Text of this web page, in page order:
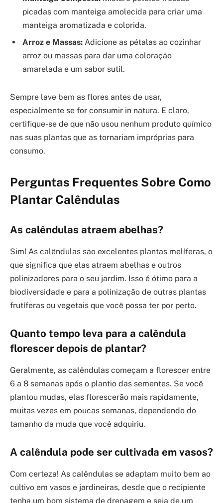
picadas com manteiga amolecida para criar uma
manteiga aromatizada e colorida.
Arroz e Massas: Adicione as pétalas ao cozinhar
arroz ou massas para dar uma coloração
amarelada e um sabor sutil.
Sempre lave bem as flores antes de usar,
especialmente se for consumir in natura. E claro,
certifique-se de que não usou nenhum produto químico
nas suas plantas que as tornariam impróprias para
consumo.
Perguntas Frequentes Sobre Como
Plantar Calêndulas
As calêndulas atraem abelhas?
Sim! As calêndulas são excelentes plantas melíferas, o
que significa que elas atraem abelhas e outros
polinizadores para o seu jardim. Isso é ótimo para a
biodiversidade e para a polinização de outras plantas
frutíferas ou vegetais que você possa ter por perto.
Quanto tempo leva para a calêndula
florescer depois de plantar?
Geralmente, as calêndulas começam a florescer entre
6 a 8 semanas após o plantio das sementes. Se você
plantou mudas, elas florescerão mais rapidamente,
muitas vezes em poucas semanas, dependendo do
tamanho da muda que você adquiriu.
A calêndula pode ser cultivada em vasos?
Com certeza! As calêndulas se adaptam muito bem ao
cultivo em vasos e jardineiras, desde que o recipiente
tenha um bom sistema de drenagem e seja de um